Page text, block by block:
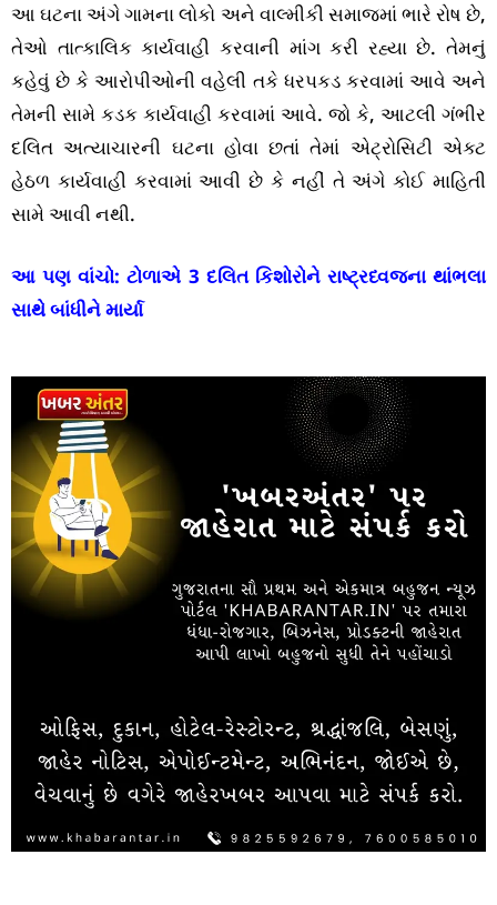
આ ઘટના અંગે ગામના લોકો અને વાલ્મીકી સમાજમાં ભારે રોષ છે,
તેઓ તાત્કાલિક કાર્યવાહી કરવાની માંગ કરી રહ્યા છે. તેમનું
કહેવું છે કે આરોપીઓની વહેલી તકે ધરપકડ કરવામાં આવે અને
તેમની સામે કડક કાર્યવાહી કરવામાં આવે. જો કે, આટલી ગંભીર
દલિત અત્યાચારની ઘટના હોવા છતાં તેમાં એટ્રોસિટી એક્ટ
હેઠળ કાર્યવાહી કરવામાં આવી છે કે નહીં તે અંગે કોઈ માહિતી
સામે આવી નથી.
આ પણ વાંચો:ટોળાએ 3 દલિત કિશોરોને રાષ્ટ્રધ્વજના થાંભલા
સાથે બાંધીને માર્યા